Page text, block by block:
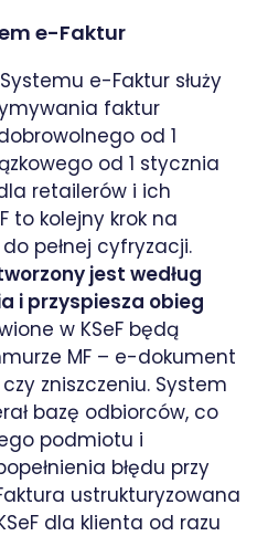
e-Faktur
e-Faktur służy
faktur
od 1
od 1 stycznia
retailerów i ich
to kolejny krok na
pełnej cyfryzacji.
jest według
i przyspiesza obieg
w KSeF będą
MF – e-dokument
zniszczeniu. System
bazę odbiorców, co
podmiotu i
błędu przy
ustrukturyzowana
dla klienta od razu